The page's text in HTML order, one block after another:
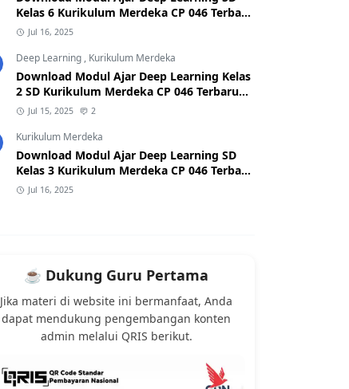
Kelas 6 Kurikulum Merdeka CP 046 Terbaru
2025Jul 16, 2025
Deep Learning , Kurikulum Merdeka
Download Modul Ajar Deep Learning Kelas
2 SD Kurikulum Merdeka CP 046 Terbaru
2026/2027 (Format Word & PDF)
Jul 15, 2025 2
Kurikulum Merdeka
Download Modul Ajar Deep Learning SD
Kelas 3 Kurikulum Merdeka CP 046 Terbaru
2025Jul 16, 2025
☕ Dukung Guru Pertama
Jika materi di website ini bermanfaat, Anda
dapat mendukung pengembangan konten
admin melalui QRIS berikut.